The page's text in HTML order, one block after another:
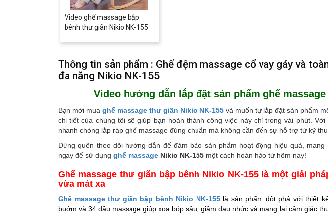
Video ghế massage bập
bênh thư giãn Nikio NK-155
Thông tin sản phẩm : Ghế đệm massage cổ vay gáy và
đa năng Nikio NK-155
Video hướng dẫn lắp đặt sản phẩm ghế
Bạn mới mua ghế massage thư giãn Nikio NK-155 và muốn tự lắp đặt sản phẩm
chi tiết của chúng tôi sẽ giúp bạn hoàn thành công việc này chỉ trong vài phút. Với
nhanh chóng lắp ráp ghế massage đúng chuẩn mà không cần đến sự hỗ trợ từ kỹ
Đừng quên theo dõi hướng dẫn để đảm bảo sản phẩm hoạt động hiệu quả,
ngay để sử dụng ghế massage Nikio NK-155 một cách hoàn hảo từ hôm nay!
Ghế massage thư giãn bập bênh Nikio NK-155 là một giải
vừa mát xa
Ghế massage thư giãn bập bênh Nikio NK-155là sản phẩm đột phá với thiết
bướm và 34 đầu massage giúp xoa bóp sâu, giảm đau nhức và mang lại cảm giác